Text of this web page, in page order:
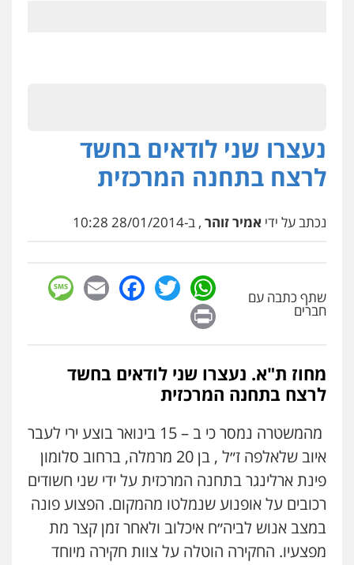
נעצרו שני לודאים בחשד
לרצח בתחנה המרכזית
נכתב על ידי אמיר זוהר , ב-28/01/2014 10:28
שתף כתבה עם
חברים
WhatsApp
Twitter
Facebook
Email
מחוז ת"א. נעצרו שני לודאים בחשד
לרצח בתחנה המרכזית
מהמשטרה נמסר כי ב – 15 בינואר בוצע ירי לעבר
איוב שלאלפה ז״ל , בן 20 מרמלה, ברחוב סלומון
פינת ארלינגר בתחנה המרכזית על ידי שני חשודים
רכובים על אופנוע שנמלטו מהמקום. הפצוע פונה
במצב אנוש לביה״ח איכלוב ולאחר זמן קצר מת
מפצעיו. החקירה הוטלה על צוות חקירה מיוחד
צילום עורכי דין שירותים מקצועיים לעורכי
דין
0504578527
רונן הלל – מוניטין
אחסון אתרים
מהירות הגנה
מרכז התחלה חדשה
לעורכי דין
0544500346
מאיה בלום, עו"ס, טיפול ושיקום
טיפול בהתמכרויות שירותים מקצועיים
0504062539